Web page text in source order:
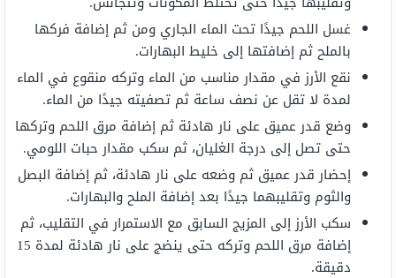
غسل اللحم جيدًا تحت الماء الجاري ومن ثم إضافة فركها
بالملح ثم إضافتها إلى خليط البهارات.
نقع الأرز في مقدار مناسب من الماء وتركه منقوع في الماء
لمدة لا تقل عن نصف ساعة ثم تصفيته جيدًا من الماء.
وضع قدر عميق على نار هادئة ثم إضافة مرق اللحم وتركها
حتى تصل إلى درجة الغليان، ثم سكب مقدار حبات اللومي.
إحضار قدر عميق ثم وضعه على نار هادئة، ثم إضافة البصل
والثوم وتقليبهما جيدًا بعد إضافة الملح والبهارات.
سكب الأرز إلى المزيج السابق مع الاستمرار في التقليب، ثم
إضافة مرق اللحم وتركه حتى ينضج على نار هادئة لمدة 15
دقيقة.